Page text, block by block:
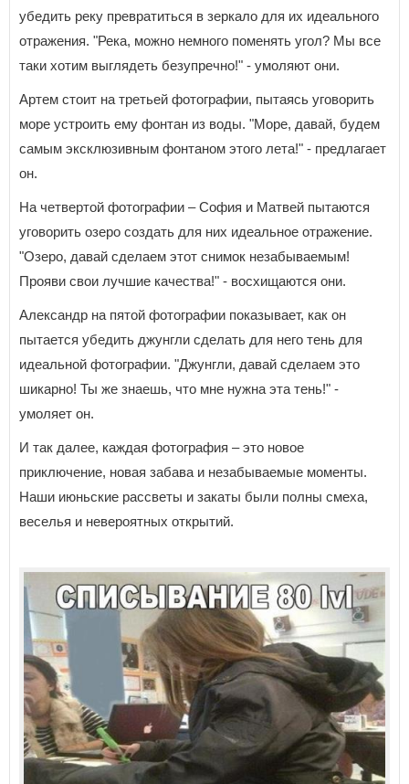
убедить реку превратиться в зеркало для их идеального
отражения. "Река, можно немного поменять угол? Мы все
таки хотим выглядеть безупречно!" - умоляют они.
Артем стоит на третьей фотографии, пытаясь уговорить
море устроить ему фонтан из воды. "Море, давай, будем
самым эксклюзивным фонтаном этого лета!" - предлагает
он.
На четвертой фотографии – София и Матвей пытаются
уговорить озеро создать для них идеальное отражение.
"Озеро, давай сделаем этот снимок незабываемым!
Прояви свои лучшие качества!" - восхищаются они.
Александр на пятой фотографии показывает, как он
пытается убедить джунгли сделать для него тень для
идеальной фотографии. "Джунгли, давай сделаем это
шикарно! Ты же знаешь, что мне нужна эта тень!" -
умоляет он.
И так далее, каждая фотография – это новое
приключение, новая забава и незабываемые моменты.
Наши июньские рассветы и закаты были полны смеха,
веселья и невероятных открытий.